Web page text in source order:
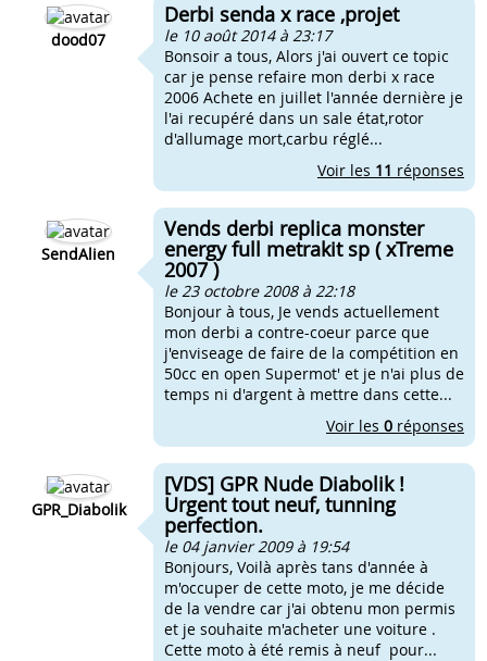
dood07
Derbi senda x race ,projet
le 10 août 2014 à 23:17
Bonsoir a tous, Alors j'ai ouvert ce topic
car je pense refaire mon derbi x race
2006 Achete en juillet l'année dernière je
l'ai recupéré dans un sale état,rotor
d'allumage mort,carbu réglé...
Voir les 11 réponses
SendAlien
Vends derbi replica monster
energy full metrakit sp ( xTreme
2007 )
le 23 octobre 2008 à 22:18
Bonjour à tous, Je vends actuellement
mon derbi a contre-coeur parce que
j'enviseage de faire de la compétition en
50cc en open Supermot' et je n'ai plus de
temps ni d'argent à mettre dans cette...
Voir les 0 réponses
GPR_Diabolik
[VDS] GPR Nude Diabolik !
Urgent tout neuf, tunning
perfection.
le 04 janvier 2009 à 19:54
Bonjours, Voilà après tans d'année à
m'occuper de cette moto, je me décide
de la vendre car j'ai obtenu mon permis
et je souhaite m'acheter une voiture .
Cette moto à été remis à neuf pour...